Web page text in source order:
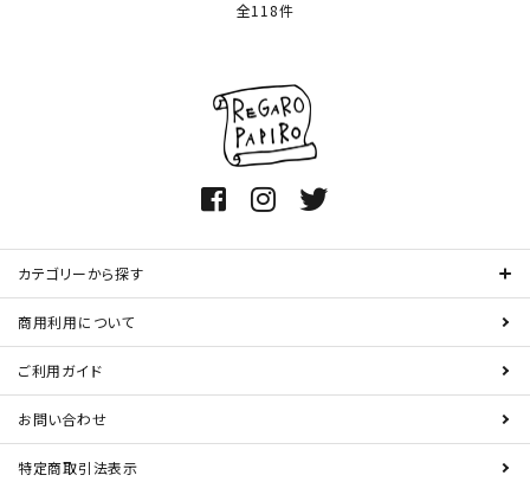
全118件
カテゴリーから探す
商用利用について
ご利用ガイド
お問い合わせ
特定商取引法表示